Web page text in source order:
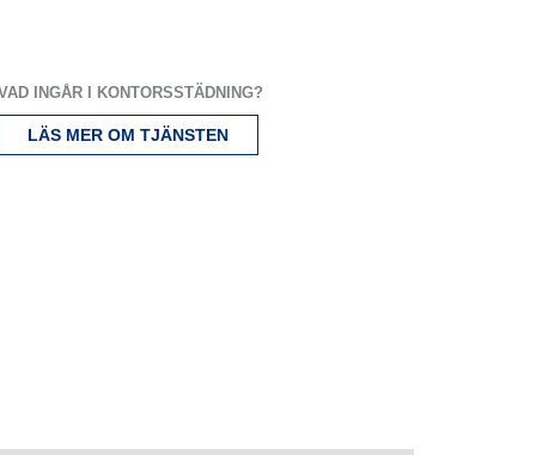
INGÅR I KONTORSSTÄDNING?
LÄS MER OM TJÄNSTEN